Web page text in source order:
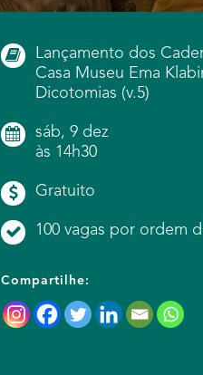
Lançamento dos
Casa Museu Ema
Dicotomias (v.5)
sáb, 9 dez
às 14h30
Gratuito
100 vagas por ordem
Compartilhe: